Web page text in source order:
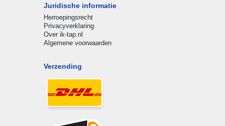
Juridische informatie
Herroepingsrecht
Privacyverklaring
Over ik-tap.nl
Algemene voorwaarden
Verzending